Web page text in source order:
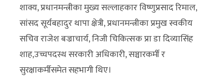
शाक्य, प्रधानमन्त्रीका मुख्य सल्लाहकार विष्णुप्रसाद रिमाल,
सांसद सूर्यबहादुर थापा क्षेत्री, प्रधानमन्त्रीका प्रमुख स्वकीय
सचिव राजेश बज्राचार्य, निजी चिकित्सक प्रा डा दिव्यासिंह
शाह,उच्चपदस्थ सरकारी अधिकारी, सञ्चारकर्मी र
सुरक्षाकर्मीसमेत सहभागी थिए।